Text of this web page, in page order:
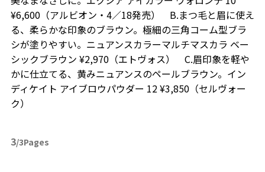
¥6,600（アルビオン・4／18発売） B.まつ毛と眉に使え
る、柔らかな印象のブラウン。極細の三角コーム型ブラ
シが塗りやすい。ニュアンスカラーマルチマスカラ ベー
シックブラウン ¥2,970（エトヴォス） C.眉印象を軽や
かに仕立てる、黄みニュアンスのペールブラウン。イン
ディケイト アイブロウパウダー 12 ¥3,850（セルヴォー
ク）
3/3Pages